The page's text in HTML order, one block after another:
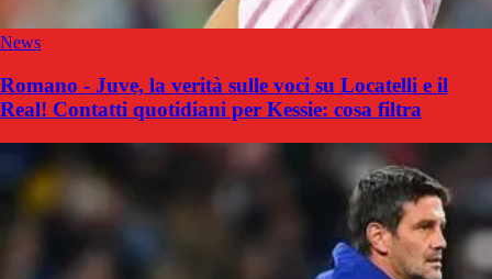
News
Romano - Juve, la verità sulle voci su Locatelli e il
Real! Contatti quotidiani per Kessie: cosa filtra